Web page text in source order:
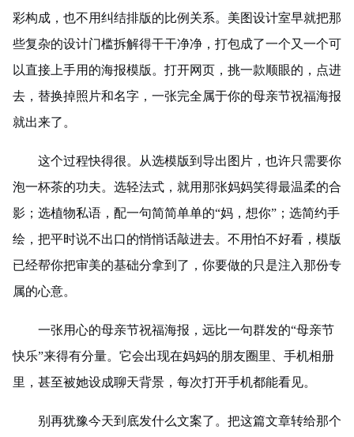
彩构成，也不用纠结排版的比例关系。美图设计室早就把那
些复杂的设计门槛拆解得干干净净，打包成了一个又一个可
以直接上手用的海报模版。打开网页，挑一款顺眼的，点进
去，替换掉照片和名字，一张完全属于你的母亲节祝福海报
就出来了。
这个过程快得很。从选模版到导出图片，也许只需要你
泡一杯茶的功夫。选轻法式，就用那张妈妈笑得最温柔的合
影；选植物私语，配一句简简单单的“妈，想你”；选简约手
绘，把平时说不出口的悄悄话敲进去。不用怕不好看，模版
已经帮你把审美的基础分拿到了，你要做的只是注入那份专
属的心意。
一张用心的母亲节祝福海报，远比一句群发的“母亲节
快乐”来得有分量。它会出现在妈妈的朋友圈里、手机相册
里，甚至被她设成聊天背景 ，每次打开手机都能看见。
别再犹豫今天到底发什么文案了。把这篇文章转给那个